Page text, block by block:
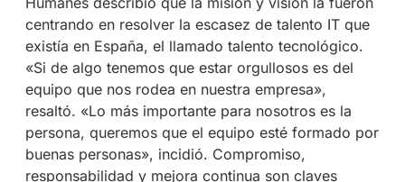
centrando en resolver la escasez de talento IT que
existía en España, el llamado talento tecnológico.
«Si de algo tenemos que estar orgullosos es del
equipo que nos rodea en nuestra empresa»,
resaltó. «Lo más importante para nosotros es la
persona, queremos que el equipo esté formado por
buenas personas», incidió. Compromiso,
responsabilidad y mejora continua son claves